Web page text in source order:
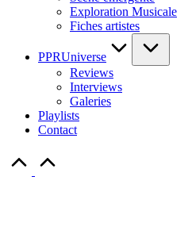
Exploration Musicale
Fiches artistes
PPRUniverse
Reviews
Interviews
Galeries
Playlists
Contact